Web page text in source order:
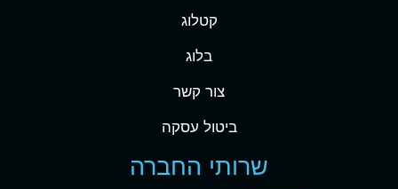
קטלוג
בלוג
צור קשר
ביטול עסקה
שרותי החברה